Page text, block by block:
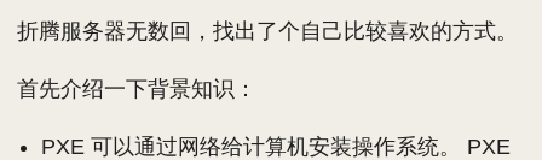
折腾服务器无数回，找出了个自己比较喜欢的方式。
首先介绍一下背景知识：
PXE 可以通过网络给计算机安装操作系统。 PXE